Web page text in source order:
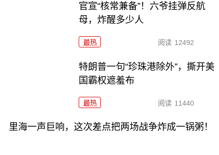
官宣“核常兼备”！六爷挂弹反航
母，炸醒多少人
最热 阅读 12492
特朗普一句“珍珠港除外”，撕开美
国霸权遮羞布
最热 阅读 11440
里海一声巨响，这次差点把两场战争炸成一锅粥！